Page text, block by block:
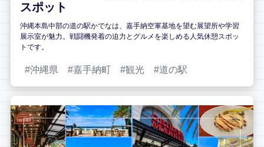
スポット
沖縄本島中部の道の駅かでなは、嘉手納空軍基地を望む展望所や学習
展示室が魅力。戦闘機発着の迫力とグルメを楽しめる人気休憩スポッ
トです。
沖縄県 嘉手納町 観光 道の駅